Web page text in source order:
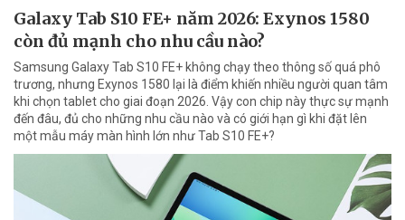
Galaxy Tab S10 FE+ năm 2026: Exynos 1580
còn đủ mạnh cho nhu cầu nào?
Samsung Galaxy Tab S10 FE+ không chạy theo thông số quá phô
trương, nhưng Exynos 1580 lại là điểm khiến nhiều người quan tâm
khi chọn tablet cho giai đoạn 2026. Vậy con chip này thực sự mạnh
đến đâu, đủ cho những nhu cầu nào và có giới hạn gì khi đặt lên
một mẫu máy màn hình lớn như Tab S10 FE+?